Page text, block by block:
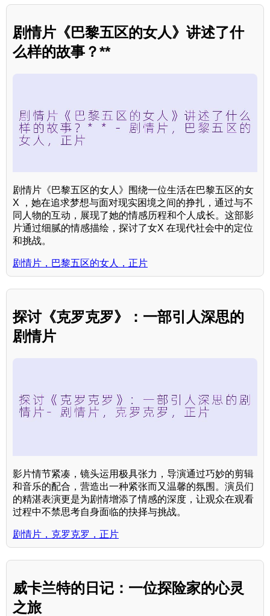
剧情片《巴黎五区的女人》讲述了什
么样的故事？**
剧情片《巴黎五区的女人》围绕一位生活在巴黎五区的女
X ，她在追求梦想与面对现实困境之间的挣扎，通过与不
同人物的互动，展现了她的情感历程和个人成长。这部影
片通过细腻的情感描绘，探讨了女X 在现代社会中的定位
和挑战。
剧情片，巴黎五区的女人，正片
探讨《克罗克罗》：一部引人深思的
剧情片
影片情节紧凑，镜头运用极具张力，导演通过巧妙的剪辑
和音乐的配合，营造出一种紧张而又温馨的氛围。演员们
的精湛表演更是为剧情增添了情感的深度，让观众在观看
过程中不禁思考自身面临的抉择与挑战。
剧情片，克罗克罗，正片
威卡兰特的日记：一位探险家的心灵
之旅